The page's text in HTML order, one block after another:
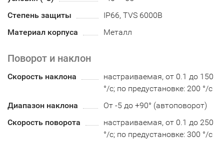
Степень защиты
IP66, TVS 6000В
Материал корпуса
Металл
Поворот и наклон
Скорость наклона
настраиваемая, от 0.1 до 150
°/с; по предустановке: 200 °/с
Диапазон наклона
От -5 до +90° (автоповорот)
Скорость поворота
настраиваемая, от 0.1 до 250
°/с; по предустановке: 300 °/с